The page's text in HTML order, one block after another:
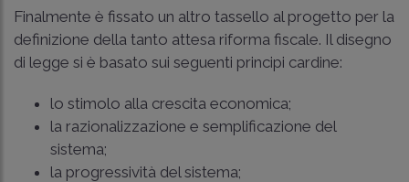
Finalmente è fissato un altro tassello al progetto per la
definizione della tanto attesa riforma fiscale. Il disegno
di legge si è basato sui seguenti principi cardine:
lo stimolo alla crescita economica;
la razionalizzazione e semplificazione del
sistema;
la progressività del sistema;